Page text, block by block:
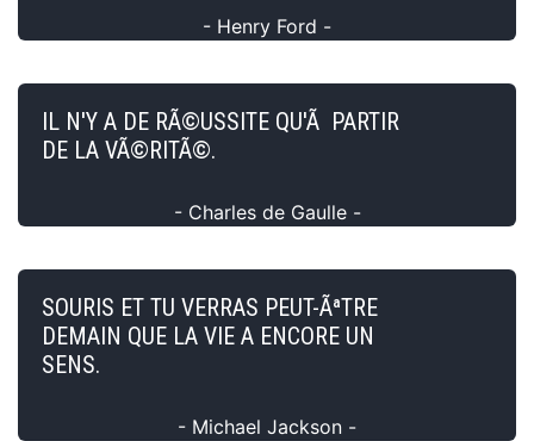
- Henry Ford -
IL N'Y A DE RÃ©USSITE QU'Ã PARTIR
DE LA VÃ©RITÃ©.
- Charles de Gaulle -
SOURIS ET TU VERRAS PEUT-ÃªTRE
DEMAIN QUE LA VIE A ENCORE UN
SENS.
- Michael Jackson -